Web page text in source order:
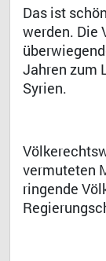
Das ist
werden. Die
Jahren zum
Syrien.
vermuteten
ringende